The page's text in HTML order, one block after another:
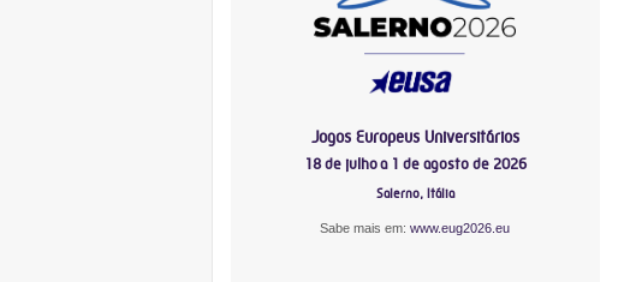
Jogos Europeus Universitários
18 de julho a 1 de agosto de 2026
Salerno, Itália
Sabe mais em:www.eug2026.eu